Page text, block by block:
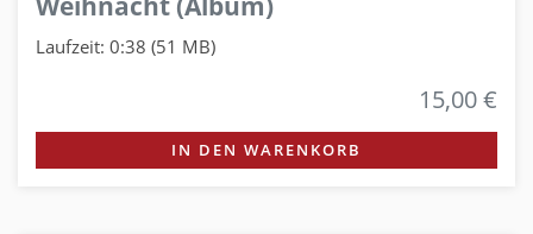
Laufzeit: 0:38 (51 MB)
15,00 €
IN DEN WARENKORB